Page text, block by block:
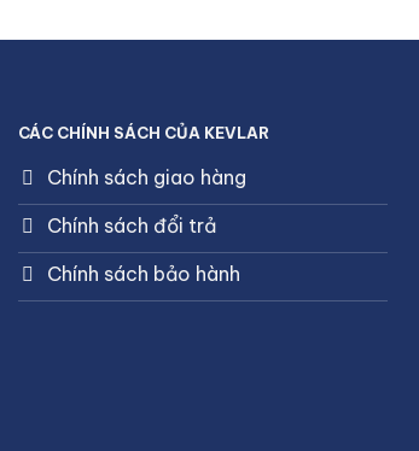
CÁC CHÍNH SÁCH CỦA KEVLAR
Chính sách giao hàng
Chính sách đổi trả
Chính sách bảo hành